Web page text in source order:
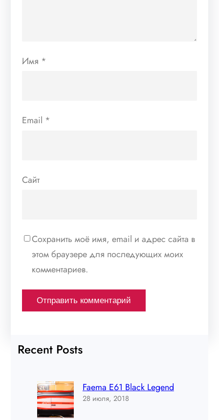
Имя *
Email *
Сайт
Сохранить моё имя, email и адрес сайта в
этом браузере для последующих моих
комментариев.
Recent Posts
Faema E61 Black Legend
28 июля, 2018